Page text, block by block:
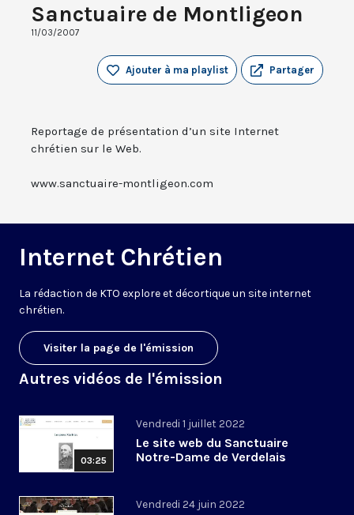
Sanctuaire de Montligeon
11/03/2007
Partager
Ajouter à ma playlist
Reportage de présentation d’un site Internet
chrétien sur le Web.
www.sanctuaire-montligeon.com
Internet Chrétien
La rédaction de KTO explore et décortique un site internet
chrétien.
Visiter la page de l'émission
Autres vidéos de l'émission
03:25
Vendredi 1 juillet 2022
Le site web du Sanctuaire
Notre-Dame de Verdelais
Vendredi 24 juin 2022